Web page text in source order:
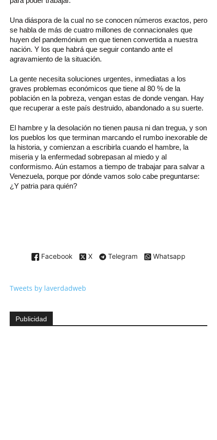
Una diáspora de la cual no se conocen números exactos, pero
se habla de más de cuatro millones de connacionales que
huyen del pandemónium en que tienen convertida a nuestra
nación. Y los que habrá que seguir contando ante el
agravamiento de la situación.
La gente necesita soluciones urgentes, inmediatas a los
graves problemas económicos que tiene al 80 % de la
población en la pobreza, vengan estas de donde vengan. Hay
que recuperar a este país destruido, abandonado a su suerte.
El hambre y la desolación no tienen pausa ni dan tregua, y son
los pueblos los que terminan marcando el rumbo inexorable de
la historia, y comienzan a escribirla cuando el hambre, la
miseria y la enfermedad sobrepasan al miedo y al
conformismo. Aún estamos a tiempo de trabajar para salvar a
Venezuela, porque por dónde vamos solo cabe preguntarse:
¿Y patria para quién?
Facebook X Telegram Whatsapp
Tweets by laverdadweb
Publicidad